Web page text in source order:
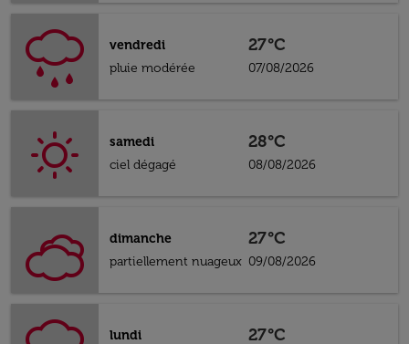
vendredi
pluie modérée
27°C
07/08/2026
samedi
ciel dégagé
28°C
08/08/2026
dimanche
partiellement nuageux
27°C
09/08/2026
lundi
27°C